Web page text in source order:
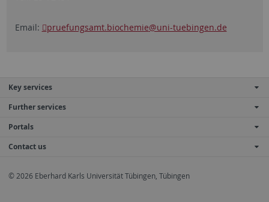
Email: pruefungsamt.biochemie@uni-tuebingen.de
Key services
Further services
Portals
Contact us
© 2026 Eberhard Karls Universität Tübingen, Tübingen